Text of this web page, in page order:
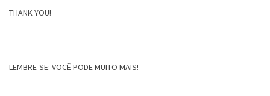
THANK YOU!
LEMBRE-SE: VOCÊ PODE MUITO MAIS!